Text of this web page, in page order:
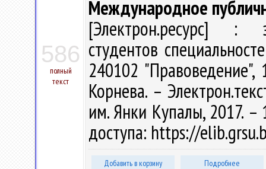
586
полный
текст
Международное
[Электрон.ресурс] :
студентов
240102
Корнева. –
им. Янки Купалы, 2017. –
доступа: https://
Добавить в корзину Подробнее